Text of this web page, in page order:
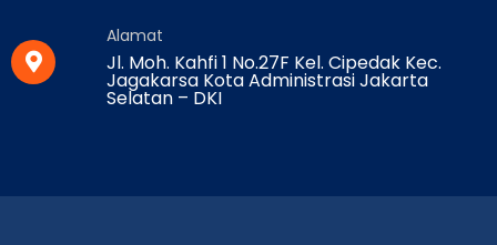
Alamat
Jl. Moh. Kahfi 1 No.27F Kel. Cipedak Kec.
Jagakarsa Kota Administrasi Jakarta
Selatan – DKI